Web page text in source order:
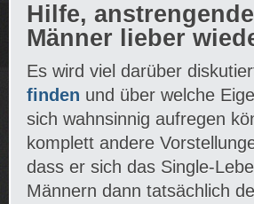
Hilfe,
Männer lieber
Es wird viel darüber
finden und über welche
sich wahnsinnig aufregen
komplett andere
dass er sich das Single-
Männern dann tatsächlich